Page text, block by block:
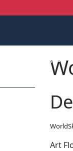
Startech's Days
Art